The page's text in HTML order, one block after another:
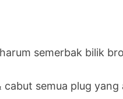
semerbak bilik
cabut semua plug